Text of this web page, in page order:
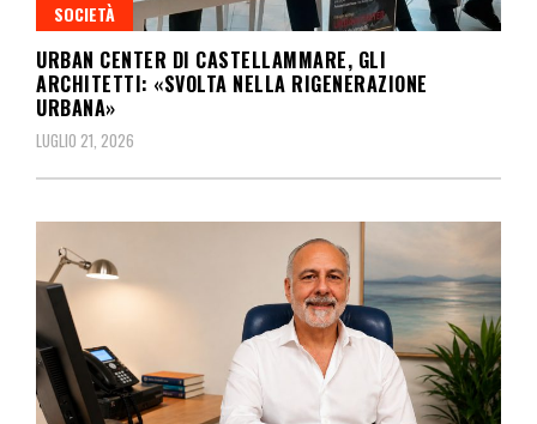
SOCIETÀ
URBAN CENTER DI CASTELLAMMARE, GLI
ARCHITETTI: «SVOLTA NELLA RIGENERAZIONE
URBANA»
LUGLIO 21, 2026